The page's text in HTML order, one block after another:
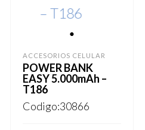
ACCESORIOS CELULAR
POWER BANK
EASY 5.000mAh –
T186
Codigo:30866